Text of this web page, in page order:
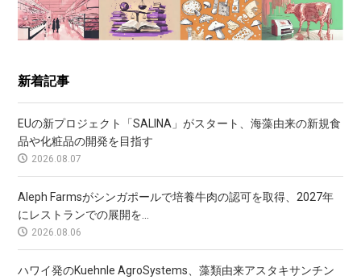
新着記事
EUの新プロジェクト「SALINA」がスタート、海藻由来の新規食
品や化粧品の開発を目指す
2026.08.07
Aleph Farmsがシンガポールで培養牛肉の認可を取得、2027年
にレストランでの展開を...
2026.08.06
ハワイ発のKuehnle AgroSystems、藻類由来アスタキサンチン